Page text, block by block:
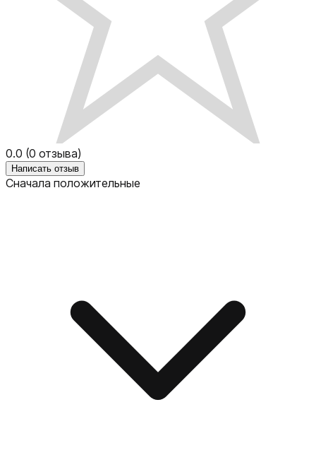
0.0 (0 отзыва)
Написать отзыв
Сначала положительные